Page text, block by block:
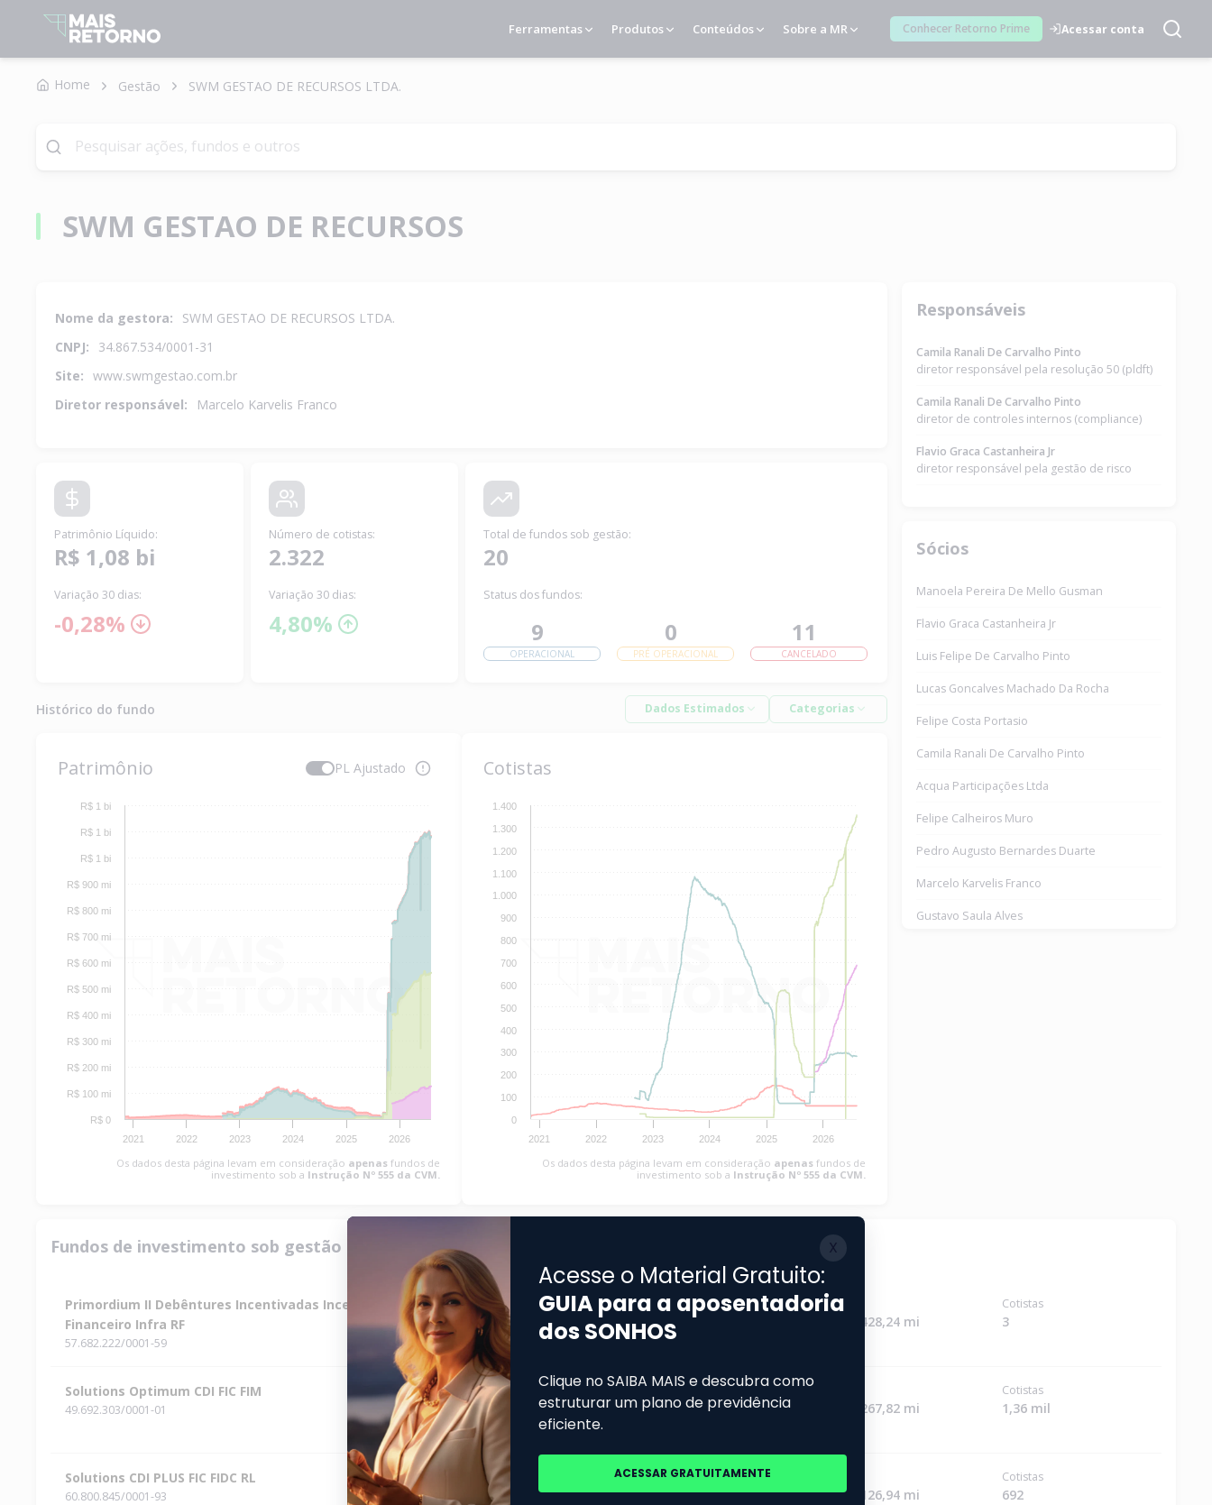
Ferramentas Produtos Conteúdos Sobre a MR Conhecer Retorno Prime Acessar conta
Home Gestão SWM GESTAO DE RECURSOS LTDA.
SWM GESTAO DE RECURSOS
Nome da gestora:
SWM GESTAO DE RECURSOS LTDA.
CNPJ:
34.867.534/0001-31
Site: www.swmgestao.com.br
Diretor responsável:
Marcelo Karvelis Franco
Patrimônio Líquido:
R$ 1,08 bi
Variação 30 dias:
-0,28%
Número de cotistas:
2.322
Variação 30 dias:
4,80%
Total de fundos sob gestão:
20
Status dos fundos:
9
OPERACIONAL
0
PRÉ OPERACIONAL
11
CANCELADO
Histórico do fundo Dados Estimados Categorias
Patrimônio PL Ajustado
2021 2022 2023 2024 2025 2026
R$ 0
R$ 100 mi
R$ 200 mi
R$ 300 mi
R$ 400 mi
R$ 500 mi
R$ 600 mi
R$ 700 mi
R$ 800 mi
R$ 900 mi
R$ 1 bi
R$ 1 bi
R$ 1 bi
Os dados desta página levam em consideração apenas fundos de
investimento sob a Instrução Nº 555 da CVM.
Cotistas
2021 2022 2023 2024 2025 2026
0
100
200
300
400
500
600
700
800
900
1.000
1.100
1.200
1.300
1.400
Os dados desta página levam em consideração apenas fundos de
investimento sob a Instrução Nº 555 da CVM.
Responsáveis
Camila Ranali De Carvalho Pinto
diretor responsável pela resolução 50 (pldft)
Camila Ranali De Carvalho Pinto
diretor de controles internos (compliance)
Flavio Graca Castanheira Jr
diretor responsável pela gestão de risco
Sócios
Manoela Pereira De Mello Gusman
Flavio Graca Castanheira Jr
Luis Felipe De Carvalho Pinto
Lucas Goncalves Machado Da Rocha
Felipe Costa Portasio
Camila Ranali De Carvalho Pinto
Acqua Participações Ltda
Felipe Calheiros Muro
Pedro Augusto Bernardes Duarte
Marcelo Karvelis Franco
Gustavo Saula Alves
Fundos de investimento sob gestão de SWM GESTAO DE RECURSOS
Primordium II Debêntures Incentivadas Incentivado Investimento
Financeiro Infra RF
57.682.222/0001-59
Renda Fixa
Duração Livre Crédito
Livre
Status
Em Funcionamento
PL
R$ 428,24 mi
Cotistas
3
Solutions Optimum CDI FIC FIM
49.692.303/0001-01
Multimercado
Estratégia Livre
Status
Em Funcionamento
R$ 267,82 mi
Cotistas
1,36 mil
Solutions CDI PLUS FIC FIDC RL
60.800.845/0001-93 Financeiro
Status
Em Funcionamento
R$ 126,94 mi
Cotistas
692